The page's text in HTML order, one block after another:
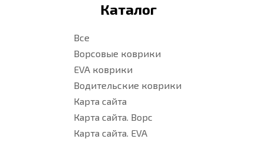
Каталог
Все
Ворсовые коврики
EVA коврики
Водительские коврики
Карта сайта
Карта сайта. Ворс
Карта сайта. EVA